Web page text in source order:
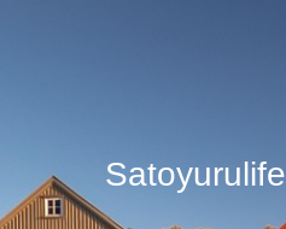
Satoyurulife